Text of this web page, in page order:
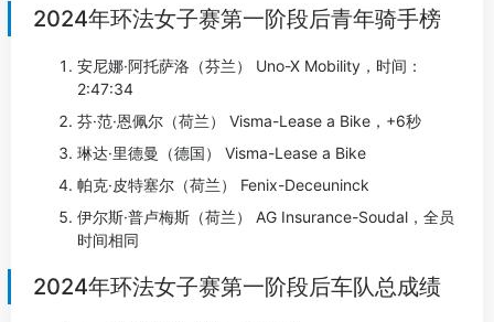
2024年环法女子赛第一阶段后青年骑手榜
安尼娜·阿托萨洛（芬兰） Uno-X Mobility，时间：
2:47:34
芬·范·恩佩尔（荷兰） Visma-Lease a Bike，+6秒
琳达·里德曼（德国） Visma-Lease a Bike
帕克·皮特塞尔（荷兰） Fenix-Deceuninck
伊尔斯·普卢梅斯（荷兰） AG Insurance-Soudal，全员
时间相同
2024年环法女子赛第一阶段后车队总成绩